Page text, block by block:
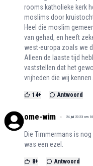
rooms katholieke kerk
moslims door
Heel die moslim
van gehad, en heeft
west-europa zoals we
Alleen de laaste tijd
vaststellen dat het
vrijheden die wij kennen.
14+ Antwoord
ome-wim 24 juli 2023 om
Die Timmermans is
was een ezel.
8+ Antwoord